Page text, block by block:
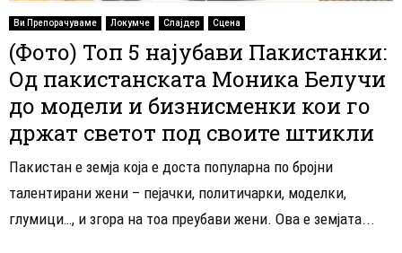
Ви Препорачуваме Локумче Слајдер Сцена
(Фото) Топ 5 најубави Пакистанки:
Од пакистанската Моника Белучи
до модели и бизнисменки кои го
држат светот под своите штикли
Пакистан е земја која е доста популарна по бројни
талентирани жени – пејачки, политичарки, моделки,
глумици…, и згора на тоа преубави жени. Ова е земјата...